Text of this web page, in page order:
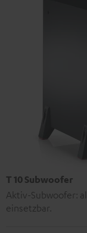
T 10 Subwoofer
Aktiv-Subwoofer:
einsetzbar.